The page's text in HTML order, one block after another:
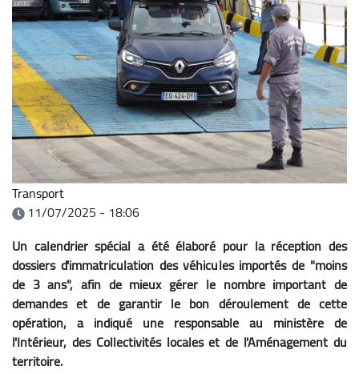
Transport
11/07/2025 - 18:06
Un calendrier spécial a été élaboré pour la réception des
dossiers d'immatriculation des véhicules importés de "moins
de 3 ans", afin de mieux gérer le nombre important de
demandes et de garantir le bon déroulement de cette
opération, a indiqué une responsable au ministère de
l'Intérieur, des Collectivités locales et de l'Aménagement du
territoire.